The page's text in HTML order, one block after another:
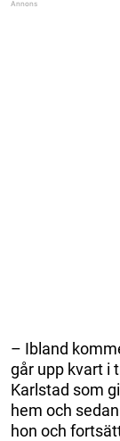
– Ibland
går upp kvart i
Karlstad som
hem och
hon och